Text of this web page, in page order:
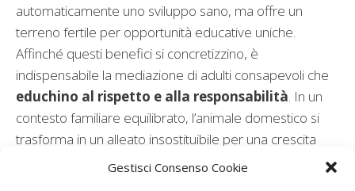
Gestisci Consenso Cookie
automaticamente uno sviluppo sano, ma offre un
terreno fertile per opportunità educative uniche.
Affinché questi benefici si concretizzino, è
indispensabile la mediazione di adulti consapevoli che
educhino al rispetto e alla responsabilità. In un
contesto familiare equilibrato, l’animale domestico si
trasforma in un alleato insostituibile per una crescita
armonica e consapevole. Sicuramente avere al proprio